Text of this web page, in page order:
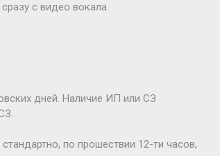
с видео вокала.
дней. Наличие ИП или СЗ
по прошествии 12-ти часов,